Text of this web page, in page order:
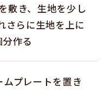
敷き、生地を少し
さらに生地を上に
作る
プレートを置き